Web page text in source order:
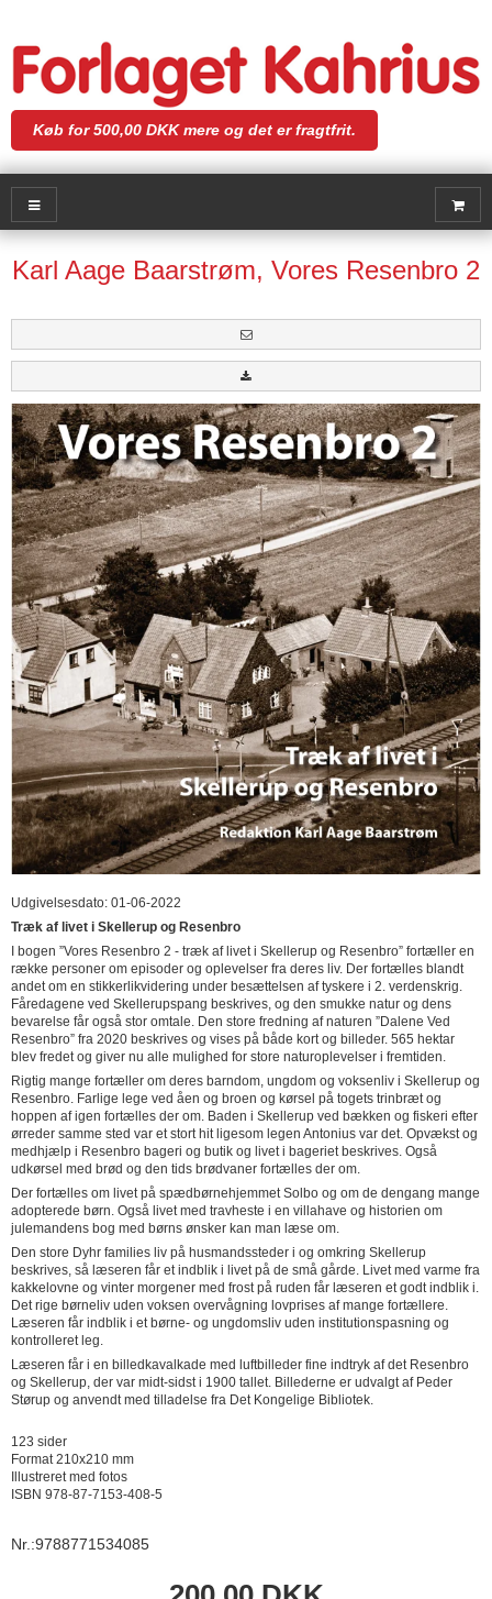
Køb for 500,00 DKK mere og det er fragtfrit.
Karl Aage Baarstrøm, Vores Resenbro 2
Udgivelsesdato: 01-06-2022
Træk af livet i Skellerup og Resenbro
I bogen ”Vores Resenbro 2 - træk af livet i Skellerup og Resenbro” fortæller en
række personer om episoder og oplevelser fra deres liv. Der fortælles blandt
andet om en stikkerlikvidering under besættelsen af tyskere i 2. verdenskrig.
Fåredagene ved Skellerupspang beskrives, og den smukke natur og dens
bevarelse får også stor omtale. Den store fredning af naturen ”Dalene Ved
Resenbro” fra 2020 beskrives og vises på både kort og billeder. 565 hektar
blev fredet og giver nu alle mulighed for store naturoplevelser i fremtiden.
Rigtig mange fortæller om deres barndom, ungdom og voksenliv i Skellerup og
Resenbro. Farlige lege ved åen og broen og kørsel på togets trinbræt og
hoppen af igen fortælles der om. Baden i Skellerup ved bækken og fiskeri efter
ørreder samme sted var et stort hit ligesom legen Antonius var det. Opvækst og
medhjælp i Resenbro bageri og butik og livet i bageriet beskrives. Også
udkørsel med brød og den tids brødvaner fortælles der om.
Der fortælles om livet på spædbørnehjemmet Solbo og om de dengang mange
adopterede børn. Også livet med travheste i en villahave og historien om
julemandens bog med børns ønsker kan man læse om.
Den store Dyhr families liv på husmandssteder i og omkring Skellerup
beskrives, så læseren får et indblik i livet på de små gårde. Livet med varme fra
kakkelovne og vinter morgener med frost på ruden får læseren et godt indblik i.
Det rige børneliv uden voksen overvågning lovprises af mange fortællere.
Læseren får indblik i et børne- og ungdomsliv uden institutionspasning og
kontrolleret leg.
Læseren får i en billedkavalkade med luftbilleder fine indtryk af det Resenbro
og Skellerup, der var midt-sidst i 1900 tallet. Billederne er udvalgt af Peder
Størup og anvendt med tilladelse fra Det Kongelige Bibliotek.
123 sider
Format 210x210 mm
Illustreret med fotos
ISBN 978-87-7153-408-5
Nr.:9788771534085